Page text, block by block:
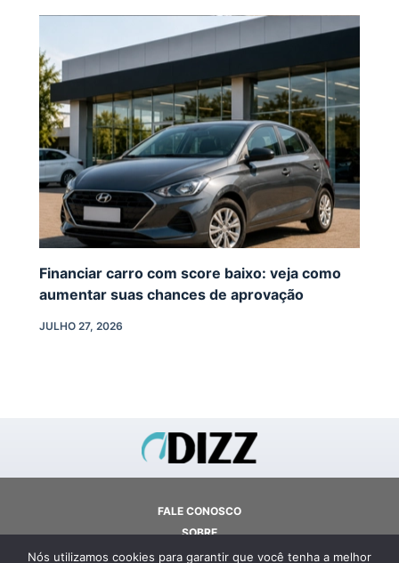
Financiar carro com score baixo: veja como
aumentar suas chances de aprovação
JULHO 27, 2026
FALE CONOSCO
SOBRE
TERMOS E CONDIÇÕES
Nós utilizamos cookies para garantir que você tenha a melhor